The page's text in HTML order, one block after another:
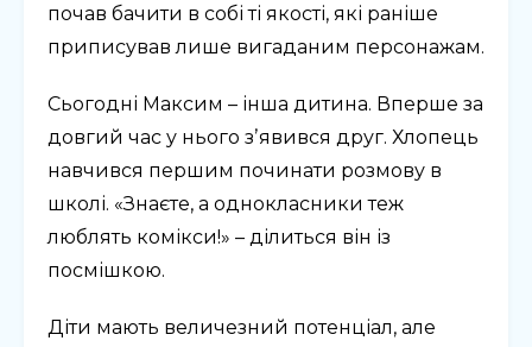
почав бачити в собі ті якості, які раніше
приписував лише вигаданим персонажам.
Сьогодні Максим – інша дитина. Вперше за
довгий час у нього зʼявився друг. Хлопець
навчився першим починати розмову в
школі. «Знаєте, а однокласники теж
люблять комікси!» – ділиться він із
посмішкою.
Діти мають величезний потенціал, але